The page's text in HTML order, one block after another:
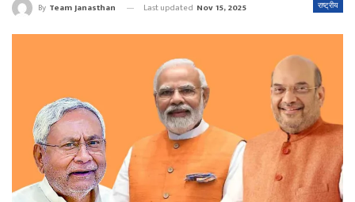
राष्ट्रीय
By Team Janasthan Last updated Nov 15, 2025